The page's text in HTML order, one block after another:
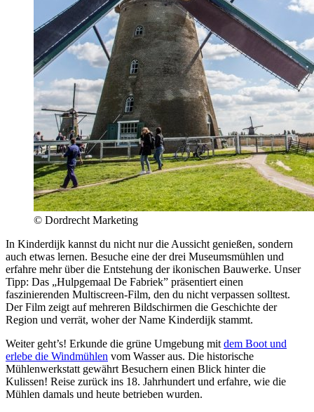
© Dordrecht Marketing
In Kinderdijk kannst du nicht nur die Aussicht genießen, sondern
auch etwas lernen. Besuche eine der drei Museumsmühlen und
erfahre mehr über die Entstehung der ikonischen Bauwerke. Unser
Tipp: Das „Hulpgemaal De Fabriek” präsentiert einen
faszinierenden Multiscreen-Film, den du nicht verpassen solltest.
Der Film zeigt auf mehreren Bildschirmen die Geschichte der
Region und verrät, woher der Name Kinderdijk stammt.
Weiter geht’s! Erkunde die grüne Umgebung mit dem Boot und
erlebe die Windmühlen vom Wasser aus. Die historische
Mühlenwerkstatt gewährt Besuchern einen Blick hinter die
Kulissen! Reise zurück ins 18. Jahrhundert und erfahre, wie die
Mühlen damals und heute betrieben wurden.